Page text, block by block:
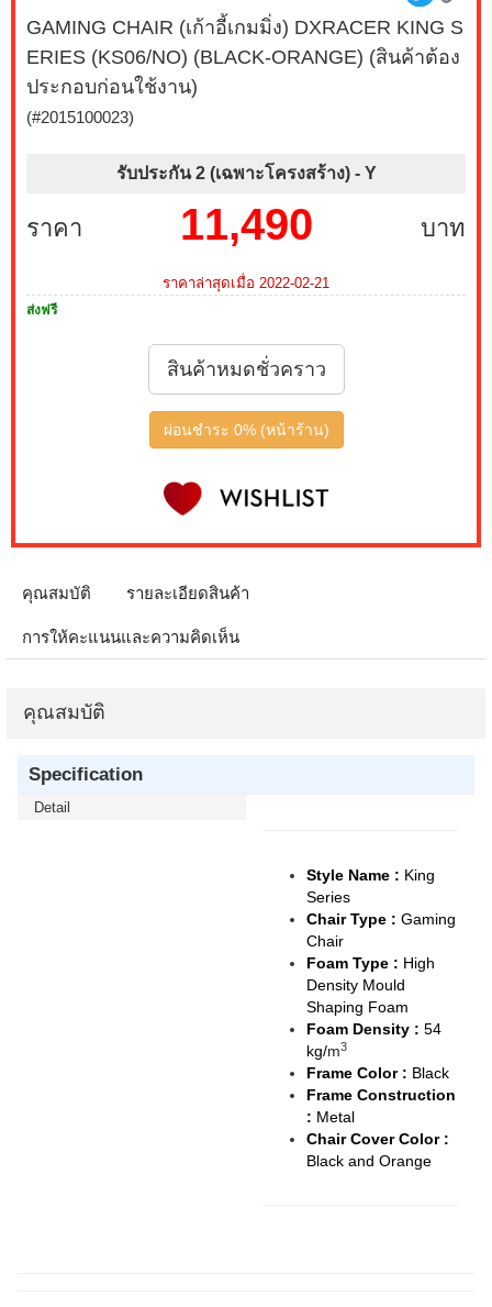
GAMING CHAIR (เก้าอี้เกมมิ่ง) DXRACER KING S
ERIES (KS06/NO) (BLACK-ORANGE) (สินค้าต้อง
ประกอบก่อนใช้งาน)
(#2015100023)
รับประกัน 2 (เฉพาะโครงสร้าง) - Y
ราคา บาท
11,490
ราคาล่าสุดเมื่อ 2022-02-21
ส่งฟรี
สินค้าหมดชั่วคราว
ผ่อนชำระ 0% (หน้าร้าน)
คุณสมบัติ รายละเอียดสินค้า
การให้คะแนนและความคิดเห็น
คุณสมบัติ
Specification
Detail
Style Name : King
Series
Chair Type : Gaming
Chair
Foam Type : High
Density Mould
Shaping Foam
Foam Density : 54
kg/m3
Frame Color : Black
Frame Construction
: Metal
Chair Cover Color :
Black and Orange